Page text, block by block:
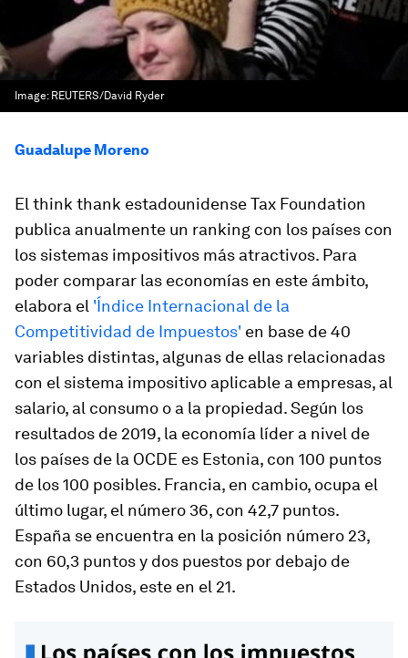
Image: REUTERS/David Ryder
Guadalupe Moreno
El think thank estadounidense Tax Foundation
publica anualmente un ranking con los países con
los sistemas impositivos más atractivos. Para
poder comparar las economías en este ámbito,
elabora el 'Índice Internacional de la
Competitividad de Impuestos' en base de 40
variables distintas, algunas de ellas relacionadas
con el sistema impositivo aplicable a empresas, al
salario, al consumo o a la propiedad. Según los
resultados de 2019, la economía líder a nivel de
los países de la OCDE es Estonia, con 100 puntos
de los 100 posibles. Francia, en cambio, ocupa el
último lugar, el número 36, con 42,7 puntos.
España se encuentra en la posición número 23,
con 60,3 puntos y dos puestos por debajo de
Estados Unidos, este en el 21.